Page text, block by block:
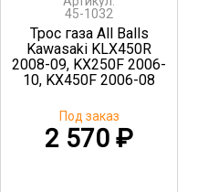
45-1032
Трос газа All Balls
Kawasaki KLX450R
2008-09, KX250F 2006-
10, KX450F 2006-08
2 570₽
Под заказ